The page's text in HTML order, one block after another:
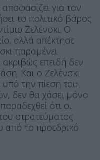
για τον
το πολιτικό βάρος
Ζελένσκι. Ο
αλλά απέκτησε
παραμένει
επειδή δεν
Και ο Ζελένσκι
υπό την πίεση του
δεν θα χάσει μόνο
ότι οι
στρατεύματος
από το προεδρικό